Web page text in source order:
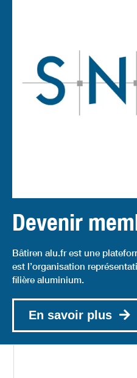
Devenir
Bâtiren alu.fr est une
est l’organisation
filière aluminium.
En savoir plus